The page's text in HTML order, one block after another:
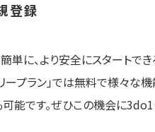
登録
単に、より安全にスタートでき
リープラン」では無料で様々な
能です。ぜひこの機会に